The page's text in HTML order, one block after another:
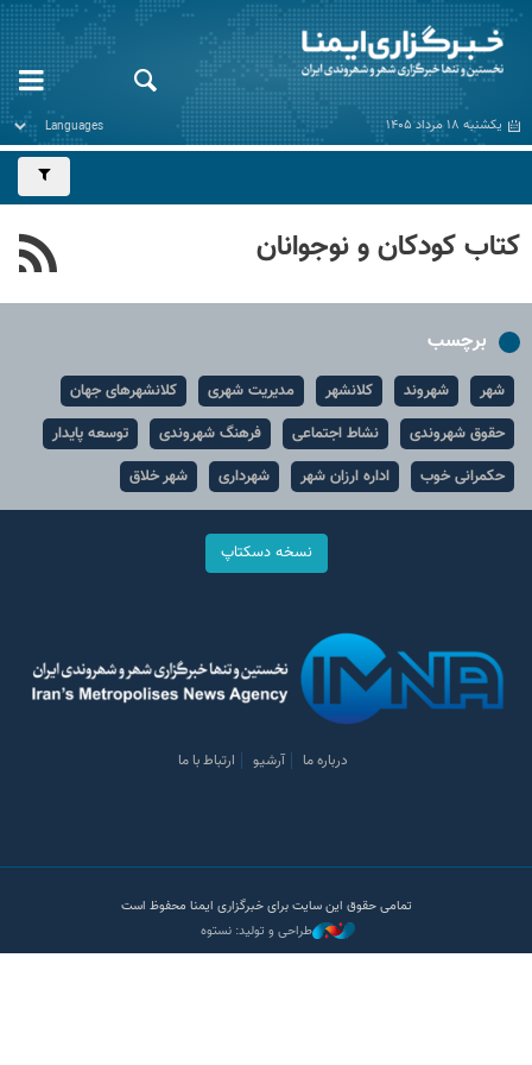
یکشنبه ۱۸ مرداد ۱۴۰۵
کتاب کودکان و نوجوانان
برچسب
شهر شهروند کلانشهر مدیریت شهری
کلانشهرهای جهان
حقوق شهروندی
نشاط اجتماعی فرهنگ شهروندی
توسعه پایدار
حکمرانی خوب
اداره ارزان شهر شهرداری شهر خلاق
نسخه دسکتاپ
درباره ما آرشیو ارتباط با ما
تمامی حقوق این سایت برای خبرگزاری ایمنا محفوظ است
طراحی و تولید: نستوه